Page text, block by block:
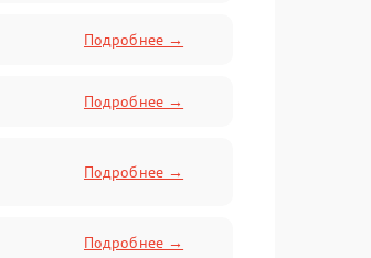
Подробнее →
Подробнее →
Подробнее →
Подробнее →